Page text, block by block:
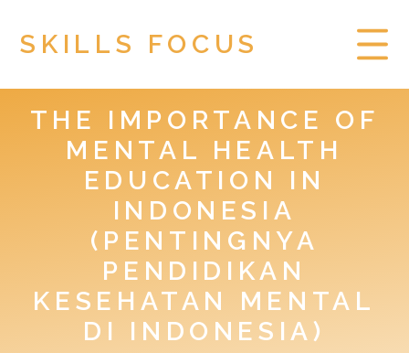
SKILLS FOCUS
HOME
PRIVACY POLICY
TOGEL HONGKONG
THE IMPORTANCE OF
MENTAL HEALTH
EDUCATION IN
INDONESIA
(PENTINGNYA
PENDIDIKAN
KESEHATAN MENTAL
DI INDONESIA)